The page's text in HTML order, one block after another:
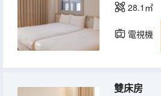
28.1㎡
電視機
雙床房